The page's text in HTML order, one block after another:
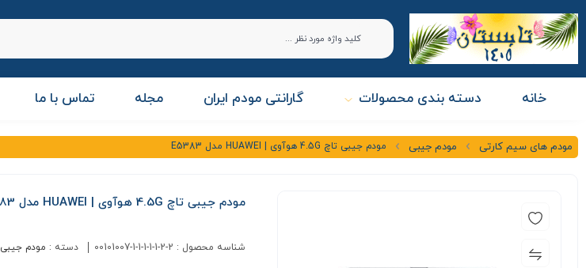
خانه دسته بندی محصولات گارانتی مودم ایران مجله تماس با ما
مودم های سیم کارتی مودم جیبی مودم جیبی تاچ 4.5G هوآوی | HUAWEI مدل E5383
مودم جیبی تاچ 4.5G هوآوی | HUAWEI مدل E5383
شناسه محصول : 00101007-1-1-1-1-1-2-2 دسته : مودم جیبی